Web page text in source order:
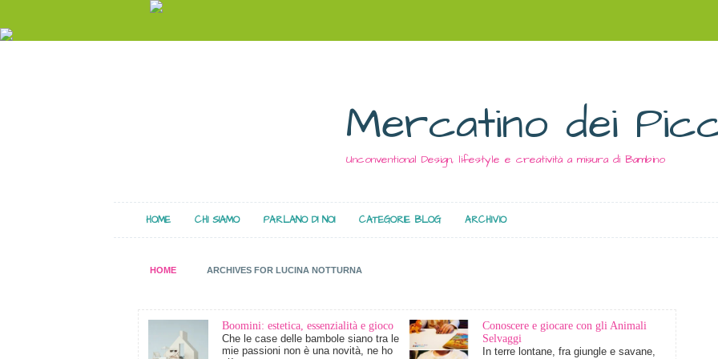
Mercatino dei
Unconventional Design, lifestyle e creatività a misura di Bambino
HOME CHI SIAMO PARLANO DI NOI CATEGORIE BLOG ARCHIVIO
HOME ARCHIVES FOR LUCINA NOTTURNA
Boomini: estetica, essenzialità e gioco
Che le case delle bambole siano tra le
mie passioni non è una novità, ne ho
Conoscere e giocare con gli Animali
Selvaggi
In terre lontane, fra giungle e savane,